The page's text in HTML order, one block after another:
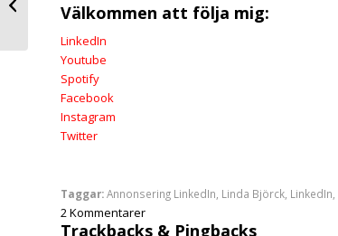
Välkommen att följa mig:
LinkedIn
Youtube
Spotify
Facebook
Instagram
Twitter
Taggar:Annonsering LinkedIn Linda Björck LinkedIn
2Kommentarer
Trackbacks & Pingbacks
LinkedIn